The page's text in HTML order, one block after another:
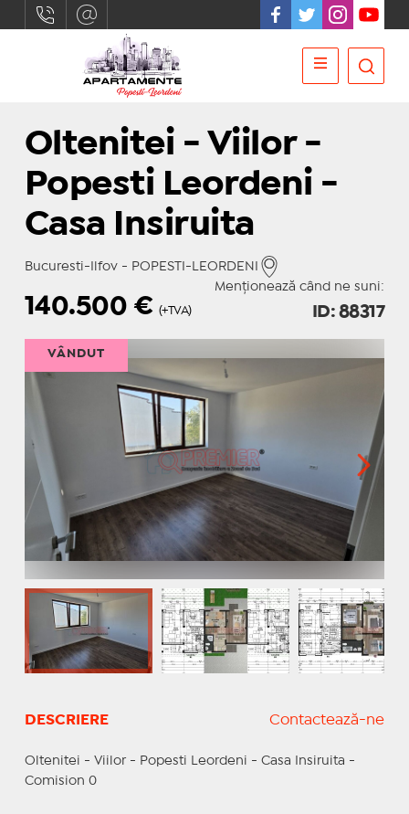
Oltenitei - Viilor -
Popesti Leordeni -
Casa Insiruita
Bucuresti-Ilfov - POPESTI-LEORDENI
Menționează când ne suni:
140.500 € (+TVA) ID: 88317
VÂNDUT
DESCRIERE Contactează-ne
Oltenitei - Viilor - Popesti Leordeni - Casa Insiruita -
Comision 0